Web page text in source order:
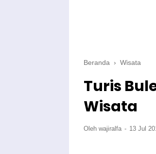
Beranda › Wisata
Turis
Wisata
Oleh wajiralfa 13 Jul